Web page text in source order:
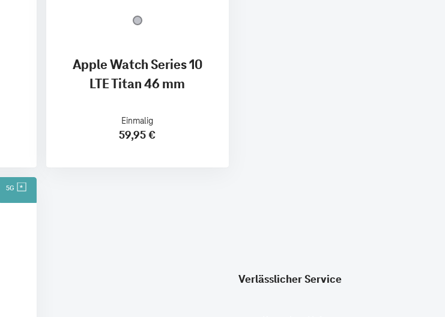
Apple Watch Series 10
LTE Titan 46 mm
Einmalig
59,95 €
5G
Verlässlicher Service